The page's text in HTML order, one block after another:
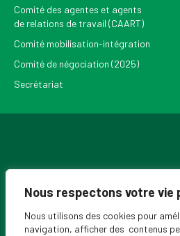
Nous respectons votre vie
Nous utilisons des cookies pour
navigation, afficher des contenus
Comité des agentes et agents
de relations de travail (CAART)
Comité mobilisation-intégration
Comité de négociation (2025)
Secrétariat